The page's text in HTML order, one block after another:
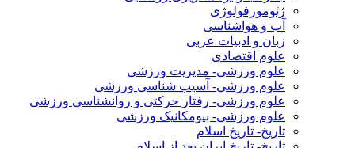
ژئومورفولوژی
آب و هواشناسی
زبان و ادبیات عربی
علوم اقتصادی
علوم ورزشی- مدیریت ورزشی
علوم ورزشی- آسیب شناسی ورزشی
علوم ورزشی- رفتار حرکتی و روانشناسی ورزشی
علوم ورزشی- بیومکانیک ورزشی
تاریخ- تاریخ اسلام